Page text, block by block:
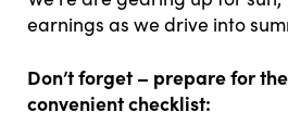
earnings as we drive into
Don’t forget – prepare for
convenient checklist: